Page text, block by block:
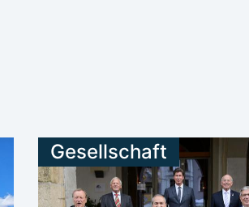
Gesellschaft